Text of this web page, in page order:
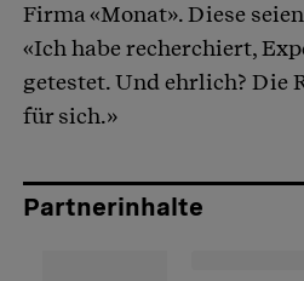
Firma «Monat». Diese
«Ich habe recherchiert,
getestet. Und ehrlich? Die
für sich.»
Partnerinhalte